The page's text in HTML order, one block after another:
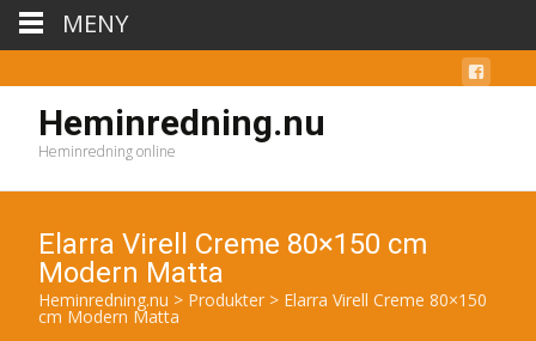
Heminredning.nu
Heminredning online
Elarra Virell Creme 80×150 cm
Modern Matta
Heminredning.nu > Produkter > Elarra Virell Creme 80×150
cm Modern Matta
MENY